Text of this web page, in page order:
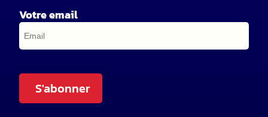
Votre email
S'abonner